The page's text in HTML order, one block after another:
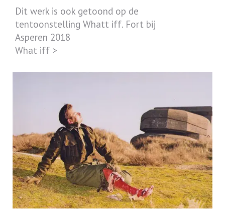
Dit werk is ook getoond op de
tentoonstelling Whatt iff. Fort bij
Asperen 2018
What iff >